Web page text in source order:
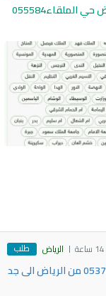
دينا توصيل اثاث الى جمعية خيرية بالرياض حي الملقاء055584
الرياض طلب
سواق تريلا سياره نقل بالرياض 0537422374 من الرياض الى جد